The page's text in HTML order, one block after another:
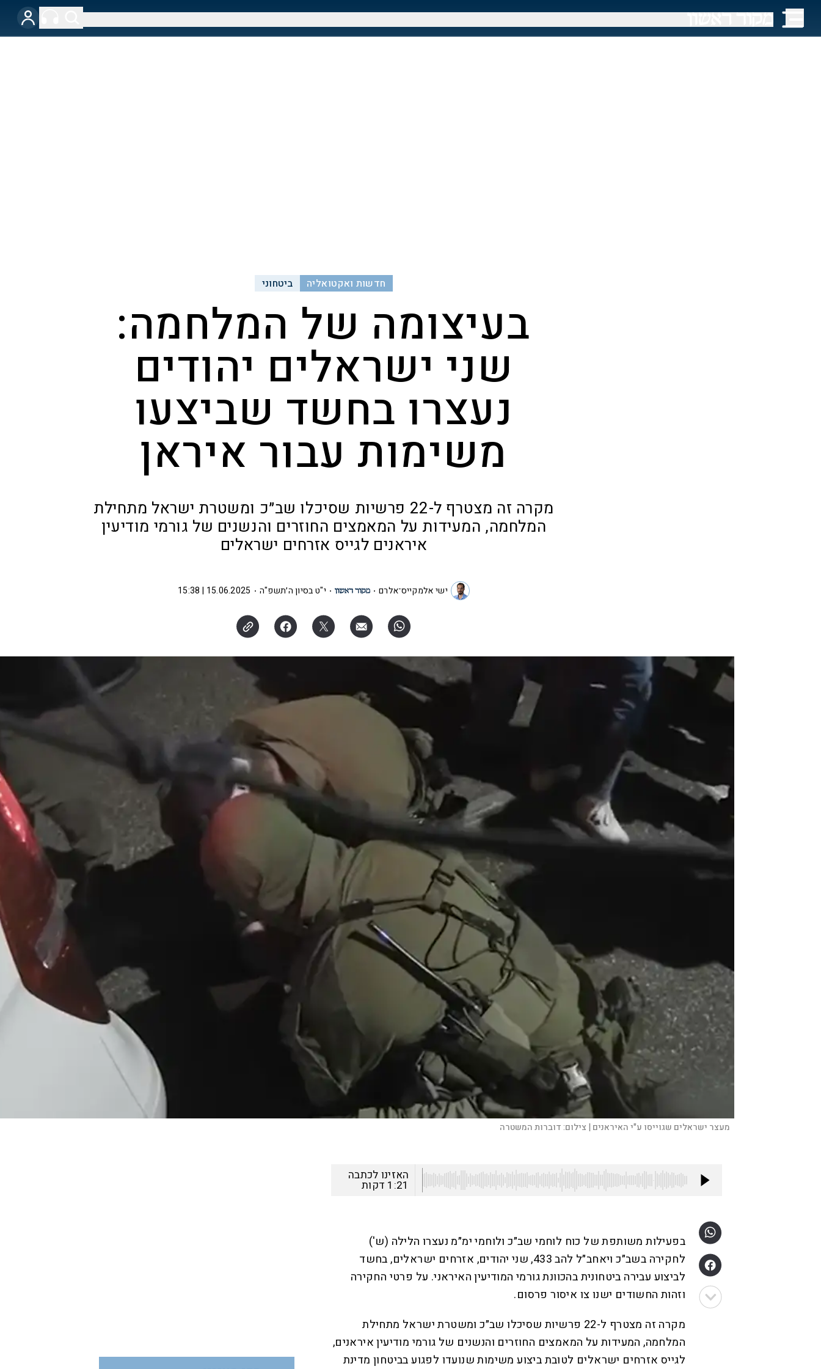
חדשות ואקטואליה ביטחוני
בעיצומה של המלחמה:
שני ישראלים יהודים
נעצרו בחשד שביצעו
משימות עבור איראן
מקרה זה מצטרף ל-22 פרשיות שסיכלו שב״כ ומשטרת ישראל מתחילת
המלחמה, המעידות על המאמצים החוזרים והנשנים של גורמי מודיעין
איראנים לגייס אזרחים ישראלים
ישי אלמקייס־אלרם י"ט בסיון ה׳תשפ"ה 15.06.2025 | 15:38
מעצר ישראלים שגוייסו ע"י האיראנים | צילום:דוברות המשטרה
האזינו לכתבה
1:21 דקות
בפעילות משותפת של כוח לוחמי שב״כ ולוחמי ימ״מ נעצרו הלילה (ש')
לחקירה בשב״כ ויאחב״ל להב 433, שני יהודים, אזרחים ישראלים, בחשד
לביצוע עבירה ביטחונית בהכוונת גורמי המודיעין האיראני. על פרטי החקירה
וזהות החשודים ישנו צו איסור פרסום.
מקרה זה מצטרף ל-22 פרשיות שסיכלו שב״כ ומשטרת ישראל מתחילת
המלחמה, המעידות על המאמצים החוזרים והנשנים של גורמי מודיעין איראנים,
לגייס אזרחים ישראלים לטובת ביצוע משימות שנועדו לפגוע בביטחון מדינת